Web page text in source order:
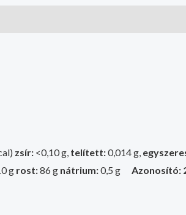
zsír: <0,10 g, telített:0,014 g,
g rost:86 g nátrium:0,5 g Azonosító: